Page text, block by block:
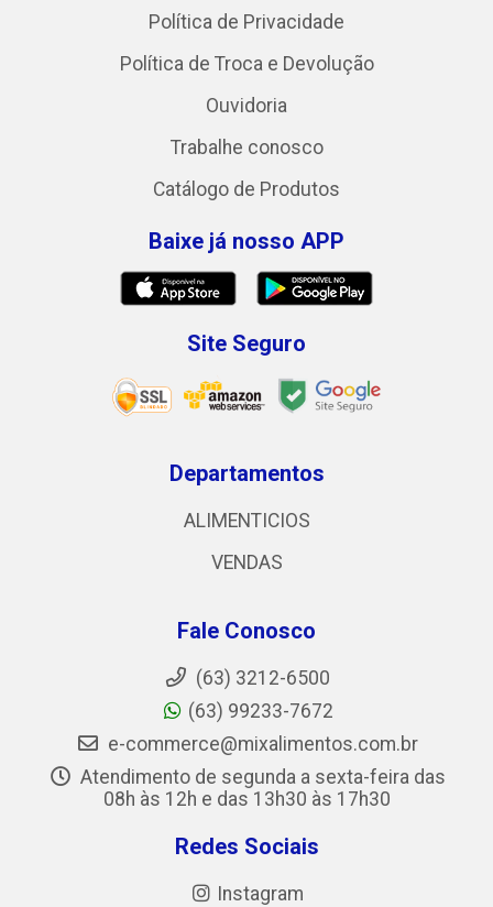
Política de Privacidade
Política de Troca e Devolução
Ouvidoria
Trabalhe conosco
Catálogo de Produtos
Baixe já nosso APP
Site Seguro
Departamentos
ALIMENTICIOS
VENDAS
Fale Conosco
(63) 3212-6500
(63) 99233-7672
e-commerce@mixalimentos.com.br
Atendimento de segunda a sexta-feira das
08h às 12h e das 13h30 às 17h30
Redes Sociais
Instagram